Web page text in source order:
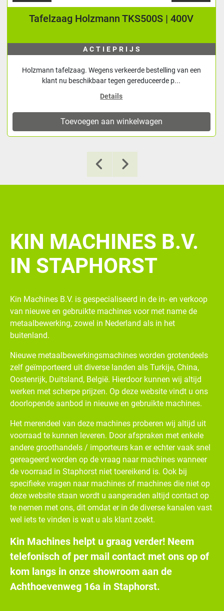
Tafelzaag Holzmann TKS500S | 400V
ACTIEPRIJS
Holzmann tafelzaag. Wegens verkeerde bestelling van een
klant nu beschikbaar tegen gereduceerde p...
Details
Toevoegen aan winkelwagen
KIN MACHINES B.V.
IN STAPHORST
Kin Machines B.V. is gespecialiseerd in de in- en verkoop
van nieuwe en gebruikte machines voor met name de
metaalbewerking, zowel in Nederland als in het
buitenland.
Nieuwe metaalbewerkingsmachines worden grotendeels
zelf geïmporteerd uit diverse landen als Turkije, China,
Oostenrijk, Duitsland, België. Hierdoor kunnen wij altijd
werken met scherpe prijzen. Op deze website vindt u ons
doorlopende aanbod in nieuwe en gebruikte machines.
Het merendeel van deze machines proberen wij altijd uit
voorraad te kunnen leveren. Door afspraken met enkele
andere groothandels / importeurs kan er echter vaak snel
gereageerd worden op de vraag naar machines wanneer
de voorraad in Staphorst niet toereikend is. Ook bij
specifieke vragen naar machines of machines die niet op
deze website staan wordt u aangeraden altijd contact op
te nemen met ons, dit omdat er in de diverse kanalen vast
wel iets te vinden is wat u als klant zoekt.
Kin Machines helpt u graag verder! Neem
telefonisch of per mail contact met ons op of
kom langs in onze showroom aan de
Achthoevenweg 16a in Staphorst.